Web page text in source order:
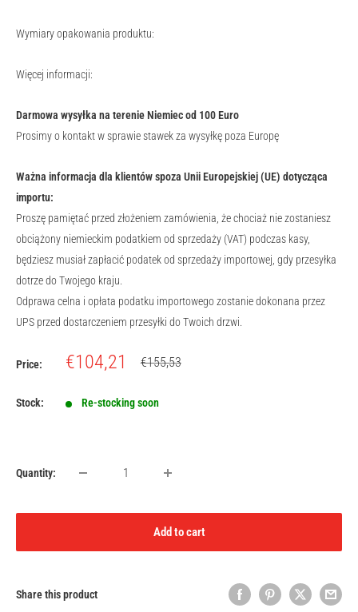
Wymiary opakowania produktu:
Więcej informacji:
Darmowa wysyłka na terenie Niemiec od 100 Euro
Prosimy o kontakt w sprawie stawek za wysyłkę poza Europę
Ważna informacja dla klientów spoza Unii Europejskiej (UE) dotycząca
importu:
Proszę pamiętać przed złożeniem zamówienia, że chociaż nie zostaniesz
obciążony niemieckim podatkiem od sprzedaży (VAT) podczas kasy,
będziesz musiał zapłacić podatek od sprzedaży importowej, gdy przesyłka
dotrze do Twojego kraju.
Odprawa celna i opłata podatku importowego zostanie dokonana przez
UPS przed dostarczeniem przesyłki do Twoich drzwi.
Price:
Sale
€104,21
Regular
€155,53
Stock: Re-stocking soon
Quantity:
Add to cart
Share this product